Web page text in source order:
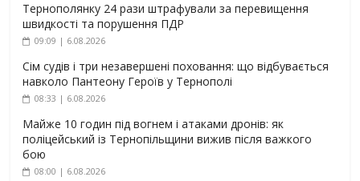
Тернополянку 24 рази штрафували за перевищення
швидкості та порушення ПДР
09:09 | 6.08.2026
Сім судів і три незавершені поховання: що відбувається
навколо Пантеону Героїв у Тернополі
08:33 | 6.08.2026
Майже 10 годин під вогнем і атаками дронів: як
поліцейський із Тернопільщини вижив після важкого
бою
08:00 | 6.08.2026